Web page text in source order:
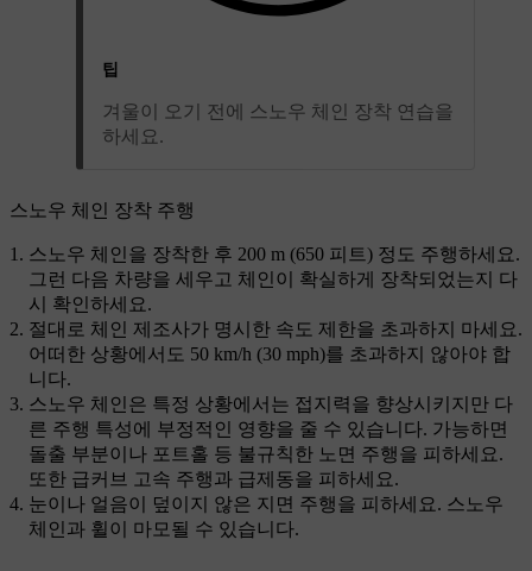
팁
겨울이 오기 전에 스노우 체인 장착 연습을
하세요.
스노우 체인 장착 주행
스노우 체인을 장착한 후 200 m (650 피트) 정도 주행하세요.
그런 다음 차량을 세우고 체인이 확실하게 장착되었는지 다
시 확인하세요.
절대로 체인 제조사가 명시한 속도 제한을 초과하지 마세요.
어떠한 상황에서도 50 km/h (30 mph)를 초과하지 않아야 합
니다.
스노우 체인은 특정 상황에서는 접지력을 향상시키지만 다
른 주행 특성에 부정적인 영향을 줄 수 있습니다. 가능하면
돌출 부분이나 포트홀 등 불규칙한 노면 주행을 피하세요.
또한 급커브 고속 주행과 급제동을 피하세요.
눈이나 얼음이 덮이지 않은 지면 주행을 피하세요. 스노우
체인과 휠이 마모될 수 있습니다.